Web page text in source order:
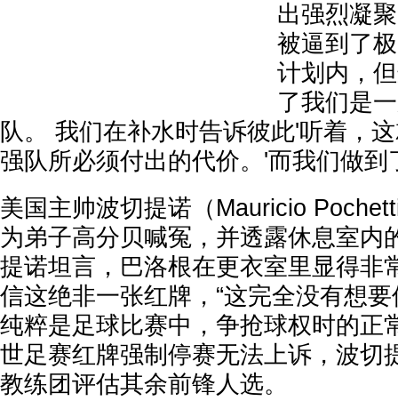
出强烈凝
被逼到了
计划内，
了我们是
队。 我们在补水时告诉彼此'听着，
强队所必须付出的代价。'而我们做到
美国主帅波切提诺（Mauricio
为弟子高分贝喊冤，并透露休息室内
提诺坦言，巴洛根在更衣室里显得非
信这绝非一张红牌，“这完全没有想
纯粹是足球比赛中，争抢球权时的正
世足赛红牌强制停赛无法上诉，波切
教练团评估其余前锋人选。